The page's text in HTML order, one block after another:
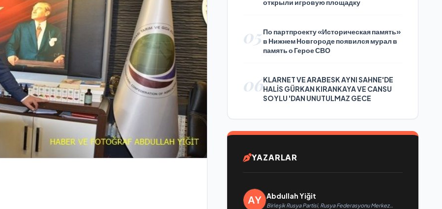
открыли игровую площадку
05 По партпроекту «Историческая память»
в Нижнем Новгороде появился мурал в
память о Герое СВО
06KLARNET VE ARABESK AYNI SAHNE'DE
HALİS GÜRKAN KIRANKAYA VE CANSU
SOYLU 'DAN UNUTULMAZ GECE
YAZARLAR
Abdullah Yiğit
Birleşik Rusya Partisi, Rusya Federasyonu Merkez